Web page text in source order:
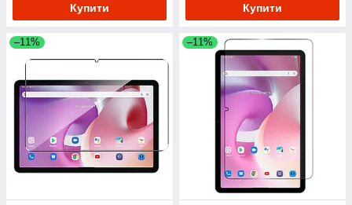
Купити Купити
–11% –11%